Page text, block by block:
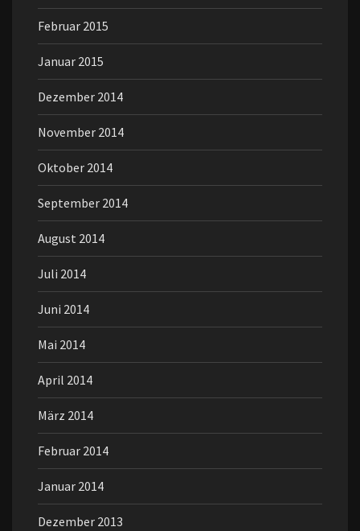
Februar 2015
Januar 2015
Dezember 2014
November 2014
Oktober 2014
September 2014
August 2014
Juli 2014
Juni 2014
Mai 2014
April 2014
März 2014
Februar 2014
Januar 2014
Dezember 2013